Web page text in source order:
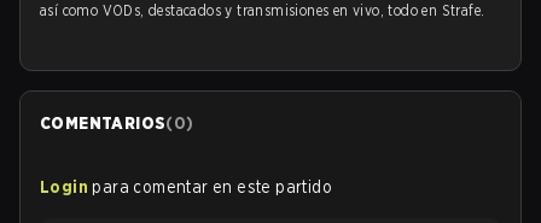
así como VODs, destacados y transmisiones en vivo, todo en Strafe.
COMENTARIOS(0)
Login para comentar en este partido